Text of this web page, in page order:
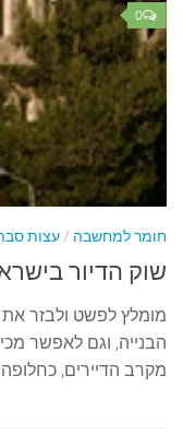
0
חומר למחשבה /עצות
שוק הדיור
מומלץ לפשט ולבזר את
הבנייה, וגם לאפשר
מקרב הדיירים, כחלופה לתמ"א 38